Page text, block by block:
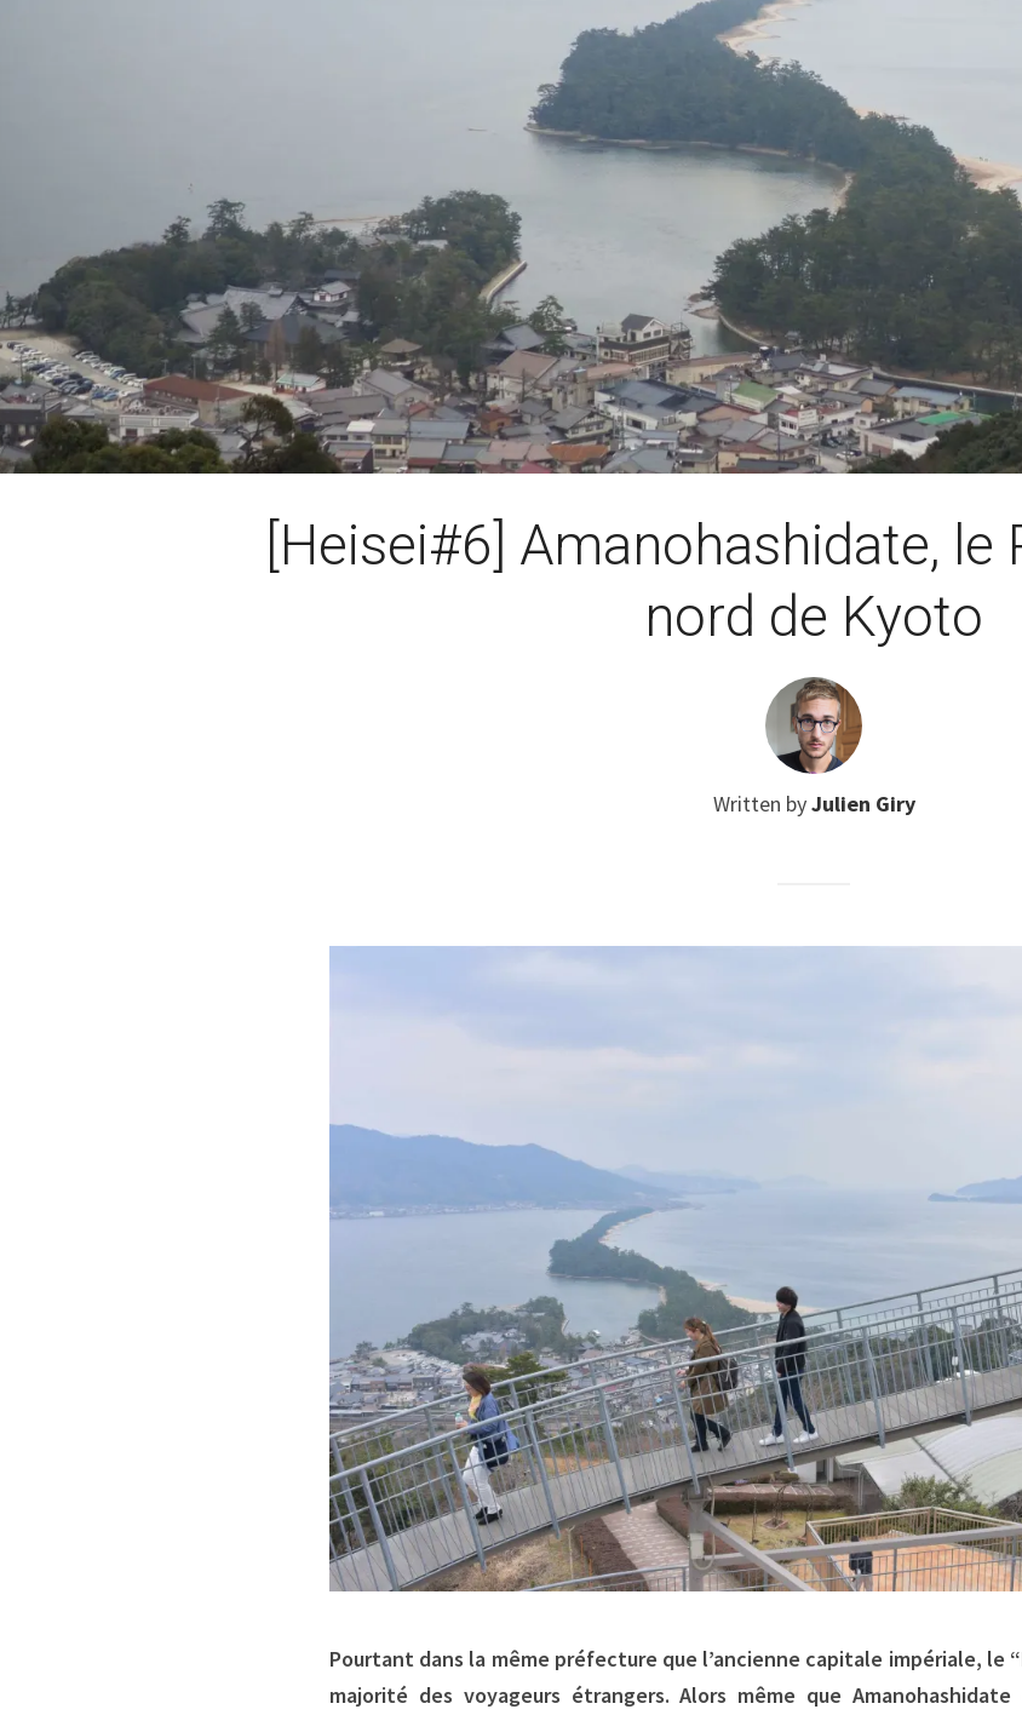
[Heisei#6] Amanohashidate, le
nord de Kyoto
Written byJulien Giry
Pourtant dans la même préfecture que l’ancienne capitale impériale, le
majorité des voyageurs étrangers. Alors même que